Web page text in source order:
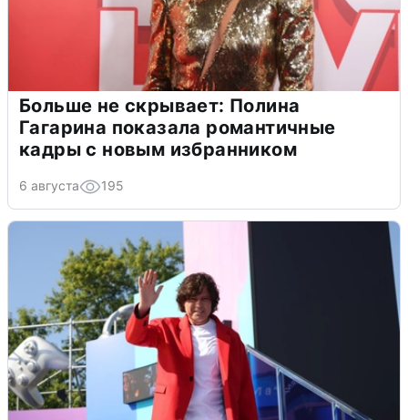
Больше не скрывает: Полина
Гагарина показала романтичные
кадры с новым избранником
6 августа 195